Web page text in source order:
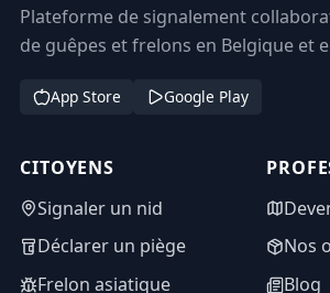
Plateforme de signalement
de guêpes et frelons en Belgique et
App Store Google Play
CITOYENS
Signaler un nid
Déclarer un piège
Frelon asiatique
Nos
Blog